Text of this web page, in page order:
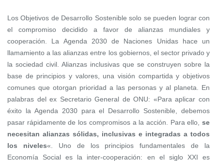
Los Objetivos de Desarrollo Sostenible solo se pueden lograr con
el compromiso decidido a favor de alianzas mundiales y
cooperación. La Agenda 2030 de Naciones Unidas hace un
llamamiento a las alianzas entre los gobiernos, el sector privado y
la sociedad civil. Alianzas inclusivas que se construyen sobre la
base de principios y valores, una visión compartida y objetivos
comunes que otorgan prioridad a las personas y al planeta. En
palabras del ex Secretario General de ONU: «Para aplicar con
éxito la Agenda 2030 para el Desarrollo Sostenible, debemos
pasar rápidamente de los compromisos a la acción. Para ello, se
necesitan alianzas sólidas, inclusivas e integradas a todos
los niveles«. Uno de los principios fundamentales de la
Economía Social es la inter-cooperación: en el siglo XXI es